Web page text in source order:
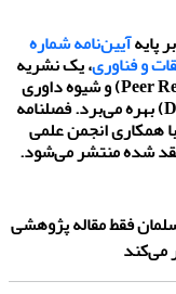
پایهآیین‌نامه شماره
، یک نشریه
علمی است که از فرایند هم‌تراز‌خوانی (Peer Review) و شیوه داوری
فصلنامه
همکاری انجمن علمی
شده منتشر می‌شود.
فقطمقاله پژوهشی